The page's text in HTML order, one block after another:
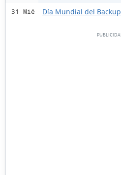
31 Mié Día Mundial del Backup